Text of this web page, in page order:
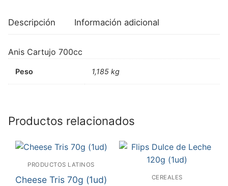
Descripción Información adicional
Anis Cartujo 700cc
Peso 1,185 kg
Productos relacionados
PRODUCTOS LATINOS
Cheese Tris 70g (1ud) CEREALES